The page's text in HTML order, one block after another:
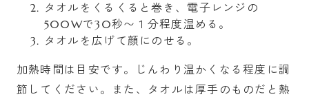
タオルをくるくると巻き、電子レンジの
500Wで30秒〜１分程度温める。
タオルを広げて顔にのせる。
加熱時間は目安です。じんわり温かくなる程度に調
節してください。また、タオルは厚手のものだと熱